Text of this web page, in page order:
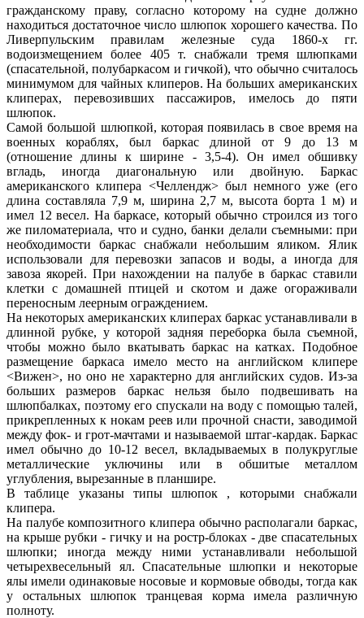
гражданскому праву, согласно которому на судне должно
находиться достаточное число шлюпок хорошего качества. По
Ливерпульским правилам железные суда 1860-х гг.
водоизмещением более 405 т. снабжали тремя шлюпками
(спасательной, полубаркасом и гичкой), что обычно считалось
минимумом для чайных клиперов. На больших американских
клиперах, перевозивших пассажиров, имелось до пяти
шлюпок.
Самой большой шлюпкой, которая появилась в свое время на
военных кораблях, был баркас длиной от 9 до 13 м
(отношение длины к ширине - 3,5-4). Он имел обшивку
вгладь, иногда диагональную или двойную. Баркас
американского клипера <Челлендж> был немного уже (его
длина составляла 7,9 м, ширина 2,7 м, высота борта 1 м) и
имел 12 весел. На баркасе, который обычно строился из того
же пиломатериала, что и судно, банки делали съемными: при
необходимости баркас снабжали небольшим яликом. Ялик
использовали для перевозки запасов и воды, а иногда для
завоза якорей. При нахождении на палубе в баркас ставили
клетки с домашней птицей и скотом и даже огораживали
переносным леерным ограждением.
На некоторых американских клиперах баркас устанавливали в
длинной рубке, у которой задняя переборка была съемной,
чтобы можно было вкатывать баркас на катках. Подобное
размещение баркаса имело место на английском клипере
<Вижен>, но оно не характерно для английских судов. Из-за
больших размеров баркас нельзя было подвешивать на
шлюпбалках, поэтому его спускали на воду с помощью талей,
прикрепленных к нокам реев или прочной снасти, заводимой
между фок- и грот-мачтами и называемой штаг-кардак. Баркас
имел обычно до 10-12 весел, вкладываемых в полукруглые
металлические уключины или в обшитые металлом
углубления, вырезанные в планшире.
В таблице указаны типы шлюпок , которыми снабжали
клипера.
На палубе композитного клипера обычно располагали баркас,
на крыше рубки - гичку и на ростр-блоках - две спасательных
шлюпки; иногда между ними устанавливали небольшой
четырехвесельный ял. Спасательные шлюпки и некоторые
ялы имели одинаковые носовые и кормовые обводы, тогда как
у остальных шлюпок транцевая корма имела различную
полноту.